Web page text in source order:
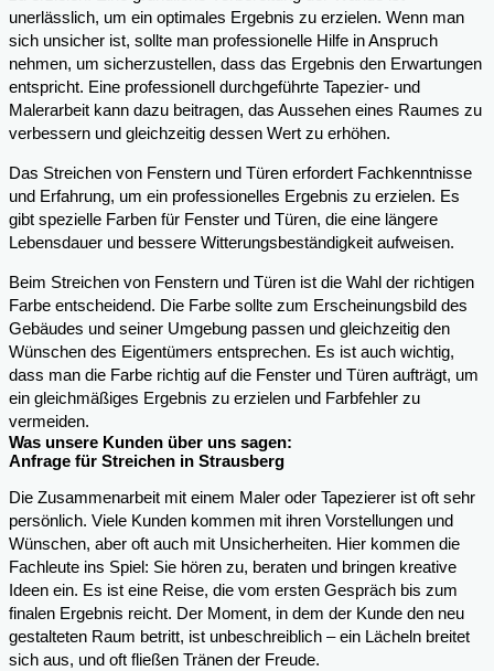
unerlässlich, um ein optimales Ergebnis zu erzielen. Wenn man
sich unsicher ist, sollte man professionelle Hilfe in Anspruch
nehmen, um sicherzustellen, dass das Ergebnis den Erwartungen
entspricht. Eine professionell durchgeführte Tapezier- und
Malerarbeit kann dazu beitragen, das Aussehen eines Raumes zu
verbessern und gleichzeitig dessen Wert zu erhöhen.
Das Streichen von Fenstern und Türen erfordert Fachkenntnisse
und Erfahrung, um ein professionelles Ergebnis zu erzielen. Es
gibt spezielle Farben für Fenster und Türen, die eine längere
Lebensdauer und bessere Witterungsbeständigkeit aufweisen.
Beim Streichen von Fenstern und Türen ist die Wahl der richtigen
Farbe entscheidend. Die Farbe sollte zum Erscheinungsbild des
Gebäudes und seiner Umgebung passen und gleichzeitig den
Wünschen des Eigentümers entsprechen. Es ist auch wichtig,
dass man die Farbe richtig auf die Fenster und Türen aufträgt, um
ein gleichmäßiges Ergebnis zu erzielen und Farbfehler zu
vermeiden.
Was unsere Kunden über uns sagen:
Anfrage für Streichen in Strausberg
Die Zusammenarbeit mit einem Maler oder Tapezierer ist oft sehr
persönlich. Viele Kunden kommen mit ihren Vorstellungen und
Wünschen, aber oft auch mit Unsicherheiten. Hier kommen die
Fachleute ins Spiel: Sie hören zu, beraten und bringen kreative
Ideen ein. Es ist eine Reise, die vom ersten Gespräch bis zum
finalen Ergebnis reicht. Der Moment, in dem der Kunde den neu
gestalteten Raum betritt, ist unbeschreiblich – ein Lächeln breitet
sich aus, und oft fließen Tränen der Freude.